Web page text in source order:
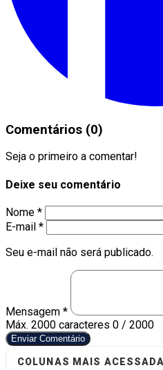
Comentários (0)
Seja o primeiro a comentar!
Deixe seu comentário
Nome *
E-mail *
Seu e-mail não será publicado.
Mensagem *
Máx. 2000 caracteres 0 / 2000
Enviar Comentário
COLUNAS MAIS